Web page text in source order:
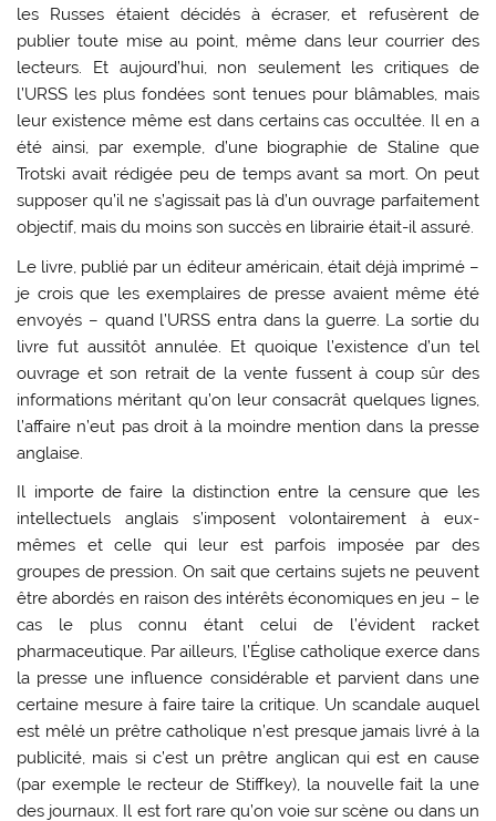
les Russes étaient décidés à écraser, et refusèrent de
publier toute mise au point, même dans leur courrier des
lecteurs. Et aujourd’hui, non seulement les critiques de
l’URSS les plus fondées sont tenues pour blâmables, mais
leur existence même est dans certains cas occultée. Il en a
été ainsi, par exemple, d’une biographie de Staline que
Trotski avait rédigée peu de temps avant sa mort. On peut
supposer qu’il ne s’agissait pas là d’un ouvrage parfaitement
objectif, mais du moins son succès en librairie était-il assuré.
Le livre, publié par un éditeur américain, était déjà imprimé –
je crois que les exemplaires de presse avaient même été
envoyés – quand l’URSS entra dans la guerre. La sortie du
livre fut aussitôt annulée. Et quoique l’existence d’un tel
ouvrage et son retrait de la vente fussent à coup sûr des
informations méritant qu’on leur consacrât quelques lignes,
l’affaire n’eut pas droit à la moindre mention dans la presse
anglaise.
Il importe de faire la distinction entre la censure que les
intellectuels anglais s’imposent volontairement à eux-
mêmes et celle qui leur est parfois imposée par des
groupes de pression. On sait que certains sujets ne peuvent
être abordés en raison des intérêts économiques en jeu – le
cas le plus connu étant celui de l’évident racket
pharmaceutique. Par ailleurs, l’Église catholique exerce dans
la presse une influence considérable et parvient dans une
certaine mesure à faire taire la critique. Un scandale auquel
est mêlé un prêtre catholique n’est presque jamais livré à la
publicité, mais si c’est un prêtre anglican qui est en cause
(par exemple le recteur de Stiffkey), la nouvelle fait la une
des journaux. Il est fort rare qu’on voie sur scène ou dans un